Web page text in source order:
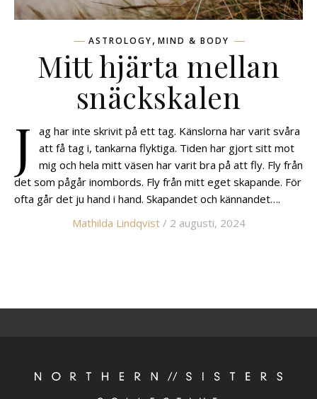
ASTROLOGY, MIND & BODY
Mitt hjärta mellan
snäckskalen
J
ag har inte skrivit på ett tag. Känslorna har varit svåra
att få tag i, tankarna flyktiga. Tiden har gjort sitt mot
mig och hela mitt väsen har varit bra på att fly. Fly från
det som pågår inombords. Fly från mitt eget skapande. För
ofta går det ju hand i hand. Skapandet och kännandet….
Mathilda Lindqvist/ 2 augusti, 2024